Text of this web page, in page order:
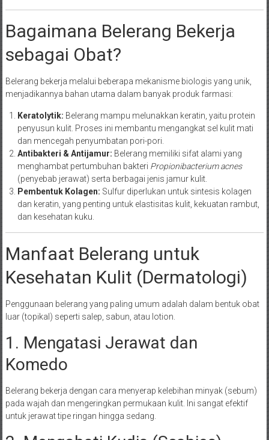
Bagaimana Belerang Bekerja
sebagai Obat?
Belerang bekerja melalui beberapa mekanisme biologis yang unik,
menjadikannya bahan utama dalam banyak produk farmasi:
Keratolytik: Belerang mampu melunakkan keratin, yaitu protein
penyusun kulit. Proses ini membantu mengangkat sel kulit mati
dan mencegah penyumbatan pori-pori.
Antibakteri & Antijamur: Belerang memiliki sifat alami yang
menghambat pertumbuhan bakteri Propionibacterium acnes
(penyebab jerawat) serta berbagai jenis jamur kulit.
Pembentuk Kolagen: Sulfur diperlukan untuk sintesis kolagen
dan keratin, yang penting untuk elastisitas kulit, kekuatan rambut,
dan kesehatan kuku.
Manfaat Belerang untuk
Kesehatan Kulit (Dermatologi)
Penggunaan belerang yang paling umum adalah dalam bentuk obat
luar (topikal) seperti salep, sabun, atau lotion.
1. Mengatasi Jerawat dan
Komedo
Belerang bekerja dengan cara menyerap kelebihan minyak (sebum)
pada wajah dan mengeringkan permukaan kulit. Ini sangat efektif
untuk jerawat tipe ringan hingga sedang.